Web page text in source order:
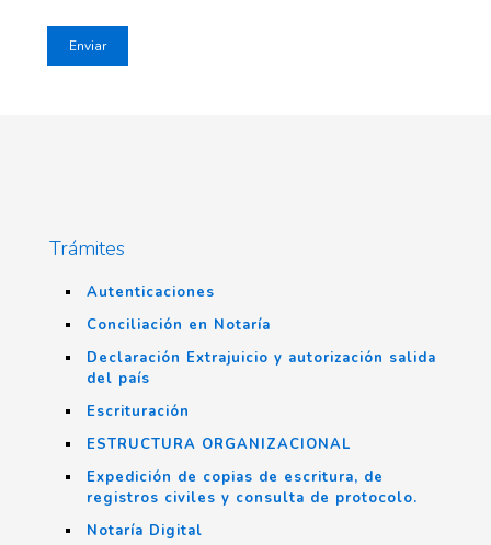
Trámites
Autenticaciones
Conciliación en Notaría
Declaración Extrajuicio y autorización salida
del país
Escrituración
ESTRUCTURA ORGANIZACIONAL
Expedición de copias de escritura, de
registros civiles y consulta de protocolo.
Notaría Digital